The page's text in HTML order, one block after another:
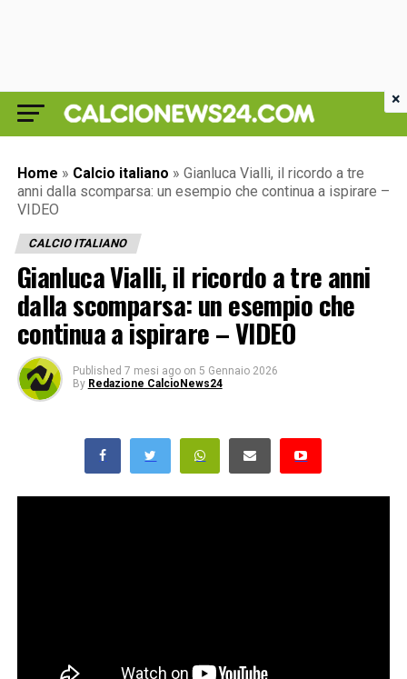
Home » Calcio italiano » Gianluca Vialli, il ricordo a tre
anni dalla scomparsa: un esempio che continua a ispirare –
VIDEO
CALCIO ITALIANO
Gianluca Vialli, il ricordo a tre anni
dalla scomparsa: un esempio che
continua a ispirare – VIDEO
Published 7 mesi ago on 5 Gennaio 2026
By Redazione CalcioNews24
×